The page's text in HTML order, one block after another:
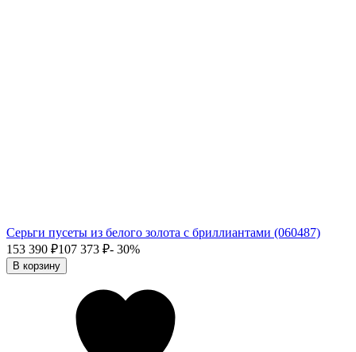
Серьги пусеты из белого золота с бриллиантами (060487)
153 390 ₽107 373 ₽- 30%
В корзину